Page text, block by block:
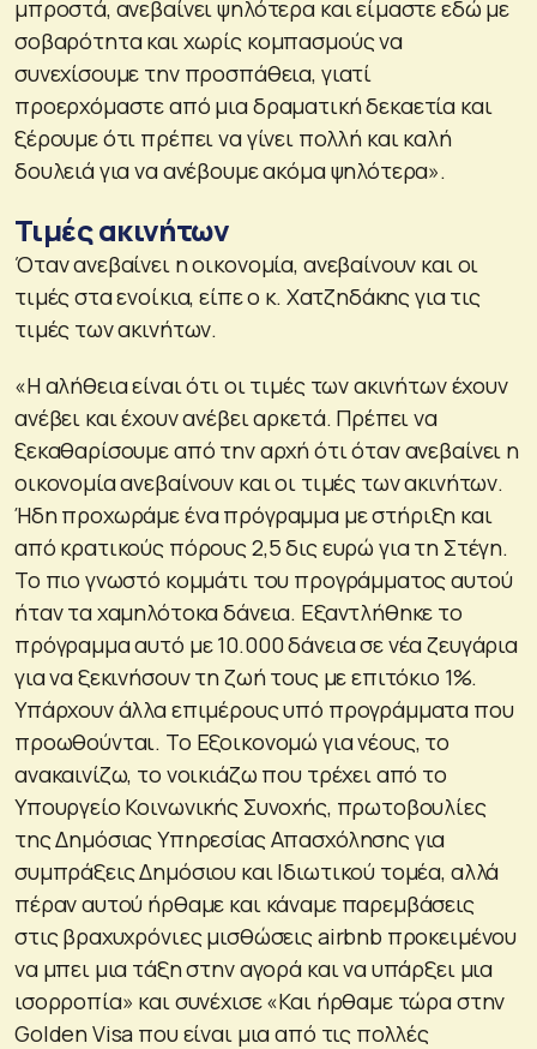
μπροστά, ανεβαίνει ψηλότερα και είμαστε εδώ με
σοβαρότητα και χωρίς κομπασμούς να
συνεχίσουμε την προσπάθεια, γιατί
προερχόμαστε από μια δραματική δεκαετία και
ξέρουμε ότι πρέπει να γίνει πολλή και καλή
δουλειά για να ανέβουμε ακόμα ψηλότερα».
Τιμές ακινήτων
Όταν ανεβαίνει η οικονομία, ανεβαίνουν και οι
τιμές στα ενοίκια, είπε ο κ. Χατζηδάκης για τις
τιμές των ακινήτων.
«Η αλήθεια είναι ότι οι τιμές των ακινήτων έχουν
ανέβει και έχουν ανέβει αρκετά. Πρέπει να
ξεκαθαρίσουμε από την αρχή ότι όταν ανεβαίνει η
οικονομία ανεβαίνουν και οι τιμές των ακινήτων.
Ήδη προχωράμε ένα πρόγραμμα με στήριξη και
από κρατικούς πόρους 2,5 δις ευρώ για τη Στέγη.
Το πιο γνωστό κομμάτι του προγράμματος αυτού
ήταν τα χαμηλότοκα δάνεια. Εξαντλήθηκε το
πρόγραμμα αυτό με 10.000 δάνεια σε νέα ζευγάρια
για να ξεκινήσουν τη ζωή τους με επιτόκιο 1%.
Υπάρχουν άλλα επιμέρους υπό προγράμματα που
προωθούνται. Το Εξοικονομώ για νέους, το
ανακαινίζω, το νοικιάζω που τρέχει από το
Υπουργείο Κοινωνικής Συνοχής, πρωτοβουλίες
της Δημόσιας Υπηρεσίας Απασχόλησης για
συμπράξεις Δημόσιου και Ιδιωτικού τομέα, αλλά
πέραν αυτού ήρθαμε και κάναμε παρεμβάσεις
στις βραχυχρόνιες μισθώσεις airbnb προκειμένου
να μπει μια τάξη στην αγορά και να υπάρξει μια
ισορροπία» και συνέχισε «Και ήρθαμε τώρα στην
Golden Visa που είναι μια από τις πολλές